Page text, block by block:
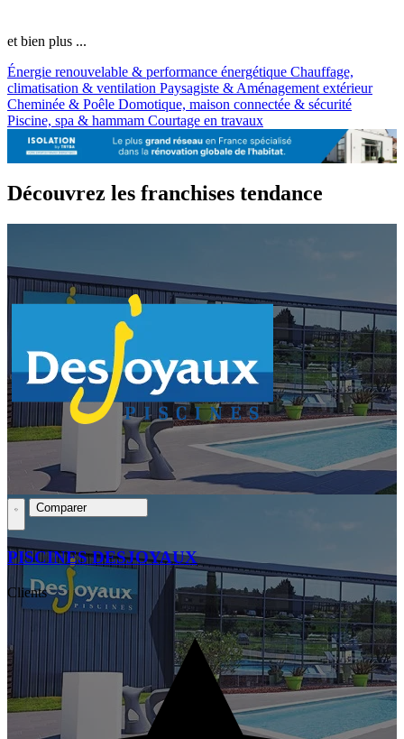
et bien plus ...
Énergie renouvelable & performance énergétique Chauffage,
climatisation & ventilation Paysagiste & Aménagement extérieur
Cheminée & Poêle Domotique, maison connectée & sécurité
Piscine, spa & hammam Courtage en travaux
Découvrez les franchises tendance
Comparer
PISCINES DESJOYAUX
Clients